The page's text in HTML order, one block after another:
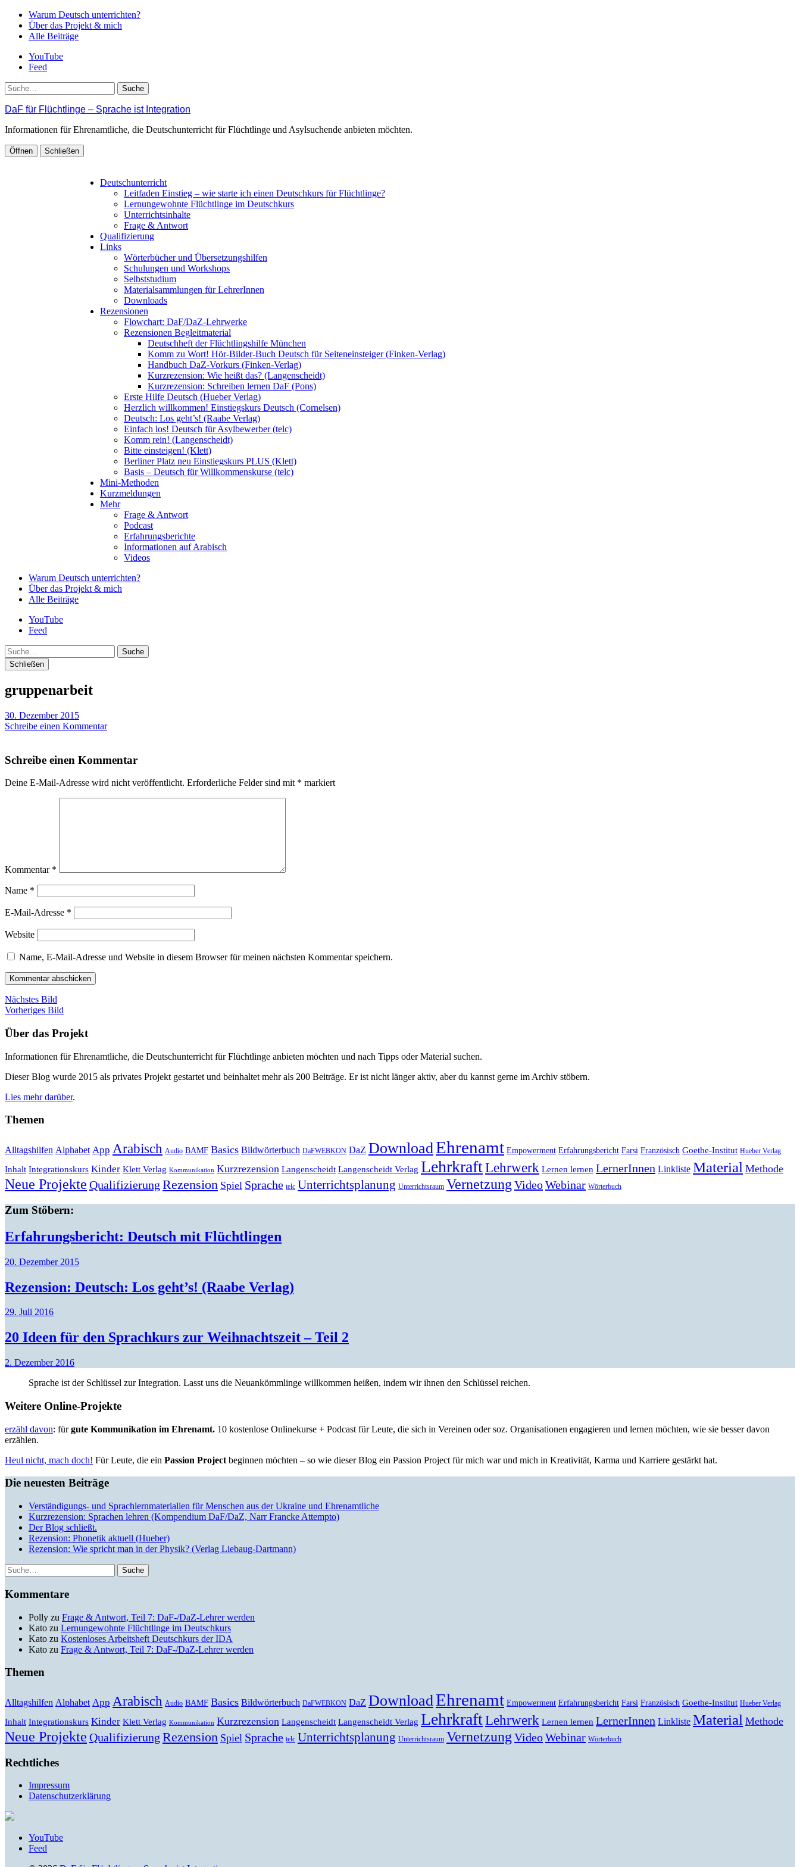
Warum Deutsch unterrichten?
Über das Projekt & mich
Alle Beiträge
YouTube
Feed
Suche
DaF für Flüchtlinge – Sprache ist Integration
Informationen für Ehrenamtliche, die Deutschunterricht für Flüchtlinge und Asylsuchende anbieten möchten.
Öffnen Schließen
Deutschunterricht
Leitfaden Einstieg – wie starte ich einen Deutschkurs für Flüchtlinge?
Lernungewohnte Flüchtlinge im Deutschkurs
Unterrichtsinhalte
Frage & Antwort
Qualifizierung
Links
Wörterbücher und Übersetzungshilfen
Schulungen und Workshops
Selbststudium
Materialsammlungen für LehrerInnen
Downloads
Rezensionen
Flowchart: DaF/DaZ-Lehrwerke
Rezensionen Begleitmaterial
Deutschheft der Flüchtlingshilfe München
Komm zu Wort! Hör-Bilder-Buch Deutsch für Seiteneinsteiger (Finken-Verlag)
Handbuch DaZ-Vorkurs (Finken-Verlag)
Kurzrezension: Wie heißt das? (Langenscheidt)
Kurzrezension: Schreiben lernen DaF (Pons)
Erste Hilfe Deutsch (Hueber Verlag)
Herzlich willkommen! Einstiegskurs Deutsch (Cornelsen)
Deutsch: Los geht’s! (Raabe Verlag)
Einfach los! Deutsch für Asylbewerber (telc)
Komm rein! (Langenscheidt)
Bitte einsteigen! (Klett)
Berliner Platz neu Einstiegskurs PLUS (Klett)
Basis – Deutsch für Willkommenskurse (telc)
Mini-Methoden
Kurzmeldungen
Mehr
Frage & Antwort
Podcast
Erfahrungsberichte
Informationen auf Arabisch
Videos
Warum Deutsch unterrichten?
Über das Projekt & mich
Alle Beiträge
YouTube
Feed
Suche
Schließen
gruppenarbeit
30. Dezember 2015
Schreibe einen Kommentar
Schreibe einen Kommentar
Deine E-Mail-Adresse wird nicht veröffentlicht. Erforderliche Felder sind mit * markiert
Kommentar *
Name *
E-Mail-Adresse *
Website
Name, E-Mail-Adresse und Website in diesem Browser für meinen nächsten Kommentar speichern.
Nächstes Bild
Vorheriges Bild
Über das Projekt
Informationen für Ehrenamtliche, die Deutschunterricht für Flüchtlinge anbieten möchten und nach Tipps oder Material suchen.
Dieser Blog wurde 2015 als privates Projekt gestartet und beinhaltet mehr als 200 Beiträge. Er ist nicht länger aktiv, aber du kannst gerne im Archiv stöbern.
Lies mehr darüber.
Themen
Alltagshilfen Alphabet App Arabisch Audio BAMF Basics Bildwörterbuch DaFWEBKON DaZ DownloadEhrenamt Empowerment Erfahrungsbericht Farsi Französisch Goethe-Institut Hueber Verlag
Inhalt Integrationskurs Kinder Klett Verlag Kommunikation Kurzrezension Langenscheidt Langenscheidt Verlag LehrkraftLehrwerk Lernen lernen LernerInnen Linkliste Material Methode
Neue Projekte Qualifizierung Rezension Spiel Sprache telc Unterrichtsplanung Unterrichtsraum Vernetzung VideoWebinar Wörterbuch
Zum Stöbern:
Erfahrungsbericht: Deutsch mit Flüchtlingen
20. Dezember 2015
Rezension: Deutsch: Los geht’s! (Raabe Verlag)
29. Juli 2016
20 Ideen für den Sprachkurs zur Weihnachtszeit – Teil 2
2. Dezember 2016
Sprache ist der Schlüssel zur Integration. Lasst uns die Neuankömmlinge willkommen heißen, indem wir ihnen den Schlüssel reichen.
Weitere Online-Projekte
erzähl davon: fürgute Kommunikation im Ehrenamt. 10 kostenlose Onlinekurse + Podcast für Leute, die sich in Vereinen oder soz. Organisationen engagieren und lernen möchten, wie sie besser davon
erzählen.
Heul nicht, mach doch! Für Leute, die ein Passion Project beginnen möchten – so wie dieser Blog ein Passion Project für mich war und mich in Kreativität, Karma und Karriere gestärkt hat.
Die neuesten Beiträge
Verständigungs- und Sprachlernmaterialien für Menschen aus der Ukraine und Ehrenamtliche
Kurzrezension: Sprachen lehren (Kompendium DaF/DaZ, Narr Francke Attempto)
Der Blog schließt.
Rezension: Phonetik aktuell (Hueber)
Rezension: Wie spricht man in der Physik? (Verlag Liebaug-Dartmann)
Suche
Kommentare
Polly zu Frage & Antwort, Teil 7: DaF-/DaZ-Lehrer werden
Kato zu Lernungewohnte Flüchtlinge im Deutschkurs
Kato zu Kostenloses Arbeitsheft Deutschkurs der IDA
Kato zu Frage & Antwort, Teil 7: DaF-/DaZ-Lehrer werden
Themen
Alltagshilfen Alphabet App Arabisch Audio BAMF Basics Bildwörterbuch DaFWEBKON DaZ DownloadEhrenamt Empowerment Erfahrungsbericht Farsi Französisch Goethe-Institut Hueber Verlag
Inhalt Integrationskurs Kinder Klett Verlag Kommunikation Kurzrezension Langenscheidt Langenscheidt Verlag LehrkraftLehrwerk Lernen lernen LernerInnen Linkliste Material Methode
Neue Projekte Qualifizierung Rezension Spiel Sprache telc Unterrichtsplanung Unterrichtsraum Vernetzung VideoWebinar Wörterbuch
Rechtliches
Impressum
Datenschutzerklärung
YouTube
Feed